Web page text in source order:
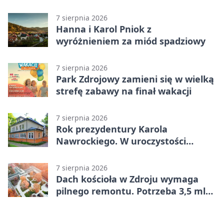
7 sierpnia 2026
Hanna i Karol Pniok z
wyróżnieniem za miód spadziowy
7 sierpnia 2026
Park Zdrojowy zamieni się w wielką
strefę zabawy na finał wakacji
7 sierpnia 2026
Rok prezydentury Karola
Nawrockiego. W uroczystości
7 sierpnia 2026
Dach kościoła w Zdroju wymaga
pilnego remontu. Potrzeba 3,5 mln